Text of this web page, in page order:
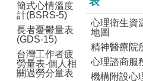
簡式心情溫度
計(BSRS-5)
長者憂鬱量表
(GDS-15)
台灣工作者疲
勞量表-個人相
關過勞分量表
心理衛生資
地圖
精神醫療院
心理諮商服
機構附設心